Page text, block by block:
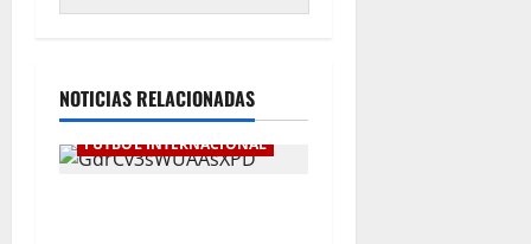
NOTICIAS RELACIONADAS
FÚTBOL INTERNACIONAL